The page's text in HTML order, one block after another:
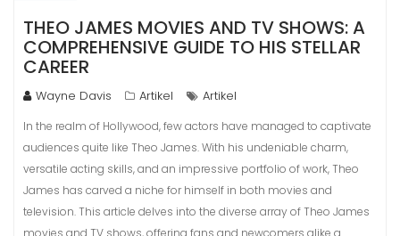
THEO JAMES MOVIES AND TV SHOWS: A
COMPREHENSIVE GUIDE TO HIS STELLAR
CAREER
Wayne Davis Artikel Artikel
In the realm of Hollywood, few actors have managed to captivate
audiences quite like Theo James. With his undeniable charm,
versatile acting skills, and an impressive portfolio of work, Theo
James has carved a niche for himself in both movies and
television. This article delves into the diverse array of Theo James
movies and TV shows, offering fans and newcomers alike a